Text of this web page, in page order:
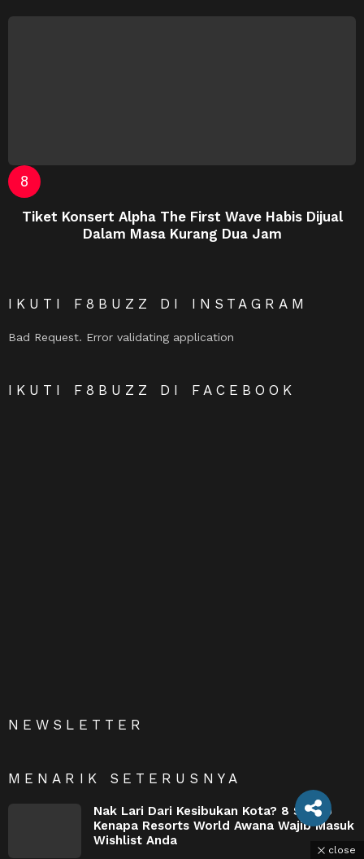
Tiket Konsert Alpha The First Wave Habis Dijual
Dalam Masa Kurang Dua Jam
IKUTI F8BUZZ DI INSTAGRAM
Bad Request. Error validating application
IKUTI F8BUZZ DI FACEBOOK
NEWSLETTER
MENARIK SETERUSNYA
Nak Lari Dari Kesibukan Kota? 8 Sebab
Kenapa Resorts World Awana Wajib Masuk
Wishlist Anda
close